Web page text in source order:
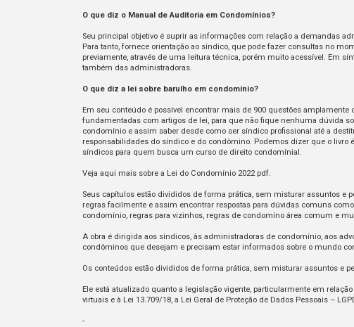
O que diz o Manual de Auditoria em Condomínios?
Seu principal objetivo é suprir as informações com relação a demandas
Para tanto, fornece orientação ao síndico, que pode fazer consultas no
previamente, através de uma leitura técnica, porém muito acessível. Em
também das administradoras.
O que diz a lei sobre barulho em condomínio?
Em seu conteúdo é possível encontrar mais de 900 questões amplamente
fundamentadas com artigos de lei, para que não fique nenhuma dúvida
condomínio e assim saber desde como ser síndico profissional até a
responsabilidades do síndico e do condômino. Podemos dizer que o livro
síndicos para quem busca um curso de direito condomínial.
Veja aqui mais sobre a Lei do Condomínio 2022 pdf.
Seus capítulos estão divididos de forma prática, sem misturar assuntos e
regras facilmente e assim encontrar respostas para dúvidas comuns
condomínio, regras para vizinhos, regras de condomíno área comum e
A obra é dirigida aos síndicos, às administradoras de condomínio, aos
condôminos que desejam e precisam estar informados sobre o mundo
Os conteúdos estão divididos de forma prática, sem misturar assuntos e
Ele está atualizado quanto a legislação vigente, particularmente em
virtuais e à Lei 13.709/18, a Lei Geral de Proteção de Dados Pessoais –
-